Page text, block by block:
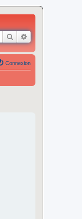
Rechercher
Connexion